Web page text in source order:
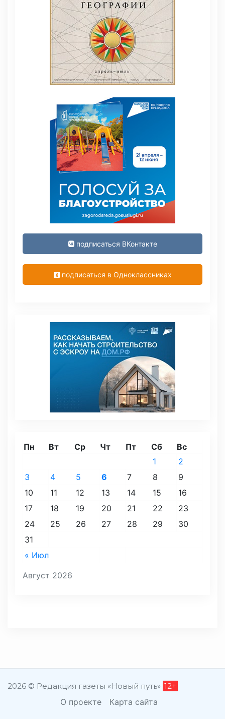
подписаться ВКонтакте
подписаться в Одноклассниках
Август 2026
Пн Вт Ср Чт Пт Сб Вс
« Июл
1
2
3
4 5 6 7 8
9
10
11 12 13 14 15
16
17
18 19 20 21 22
23
24
25 26 27 28 29
30
31
2026 © Редакция газеты «Новый путь» 12+
О проекте Карта сайта